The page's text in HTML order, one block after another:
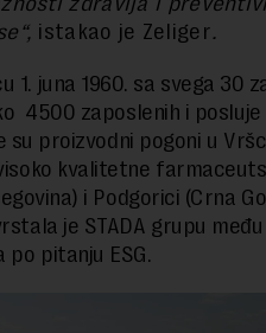
istakao je Zeliger.
juna 1960. sa svega 30
4500 zaposlenih i posluje
proizvodni pogoni u
kvalitetne
i Podgorici (Crna
je STADA grupu
pitanju ESG.